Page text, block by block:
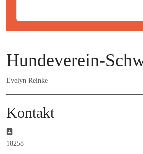
Hundeverein-
Evelyn Reinke
Kontakt
Adresse:
18258